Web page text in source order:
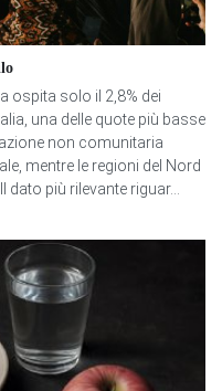
ospita solo il 2,8% dei
una delle quote più basse
non comunitaria
mentre le regioni del Nord
più rilevante riguar...